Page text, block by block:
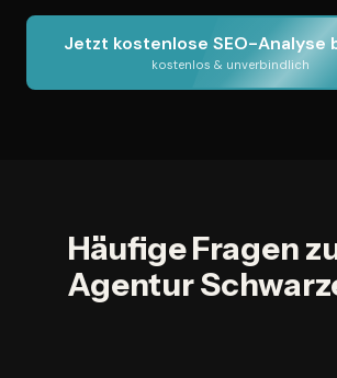
Jetzt kostenlose SEO-Analyse
kostenlos & unverbindlich
Häufige Fragen
Agentur